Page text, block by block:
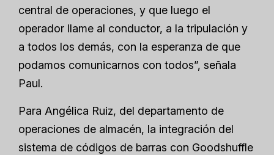
central de operaciones, y que luego el
operador llame al conductor, a la tripulación y
a todos los demás, con la esperanza de que
podamos comunicarnos con todos”, señala
Paul.
Para Angélica Ruiz, del departamento de
operaciones de almacén, la integración del
sistema de códigos de barras con Goodshuffle